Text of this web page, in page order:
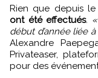
Rien que depuis le
ont été effectués.
début d’année liée
Alexandre
Privateaser,
pour des